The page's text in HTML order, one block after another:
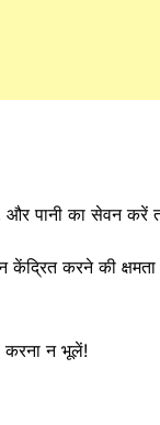
और पानी का सेवन
करने की
करना न भूलें!